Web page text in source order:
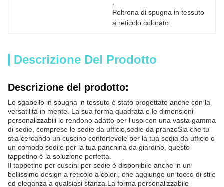
Poltrona di spugna in tessuto
a reticolo colorato
Descrizione Del Prodotto
Descrizione del prodotto:
Lo sgabello in spugna in tessuto è stato progettato anche con la
versatilità in mente. La sua forma quadrata e le dimensioni
personalizzabili lo rendono adatto per l'uso con una vasta gamma
di sedie, comprese le sedie da ufficio,sedie da pranzoSia che tu
stia cercando un cuscino confortevole per la tua sedia da ufficio o
un comodo sedile per la tua panchina da giardino, questo
tappetino è la soluzione perfetta.
Il tappetino per cuscini per sedie è disponibile anche in un
bellissimo design a reticolo a colori, che aggiunge un tocco di stile
ed eleganza a qualsiasi stanza.La forma personalizzabile